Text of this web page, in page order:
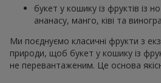
букет у кошику із фруктів із
ананасу, манго, ківі та
Ми поєднуємо класичні фрукти з
природи, щоб букет у кошику із
не перевантаженим. Це основа